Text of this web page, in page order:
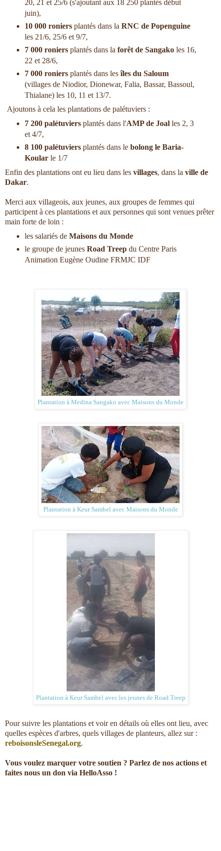
20, 21 et 25/6 (s'ajoutant aux 18 250 plantés début
juin),
10 000 roniersplantés dans la RNC de Popenguine
les 21/6, 25/6 et 9/7,
7 000 roniersplantés dans la forêt de Sangakoles 16,
22 et 28/6,
7 000 roniersplantés dans lesîles du Saloum
(villages de Niodior, Dionewar, Falia, Bassar, Bassoul,
Thialane) les 10, 11 et 13/7.
Ajoutons à cela les plantations de palétuviers :
7 200 palétuviersplantés dans l'AMP de Joalles 2, 3
et 4/7,
8 100 palétuviersplantés dans le bolong le Baria-
Koularle 1/7
Enfin des plantations ont eu lieu dans les villages, dans la ville de
Dakar.
Merci aux villageois, aux jeunes, aux groupes de femmes qui
participent à ces plantations et aux personnes qui sont venues prêter
main forte de loin :
les salariés de Maisons du Monde
le groupe de jeunes Road Treepdu Centre Paris
Animation Eugène Oudine FRMJC IDF
Plantation à Medina Sangako avec Maisons du Monde
Plantation à Keur Sambel avec Maisons du Monde
Plantation à Keur Sambel avec les jeunes de Road Treep
Pour suivre les plantations et voir en détails où elles ont lieu, avec
quelles espèces d'arbres, quels villages de planteurs, allez sur :
reboisonsleSenegal.org.
Vous voulez marquer votre soutien ? Parlez de nos actions et
faites nous un don via HelloAsso !